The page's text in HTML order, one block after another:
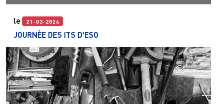
le 21-03-2024
JOURNÉE DES ITS D'ESO